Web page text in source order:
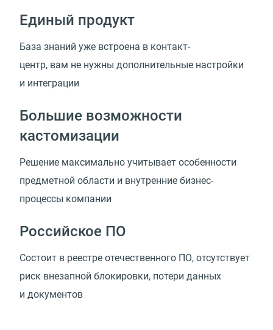
Единый продукт
База знаний уже встроена в контакт-
центр, вам не нужны дополнительные настройки
и интеграции
Большие возможности
кастомизации
Решение максимально учитывает особенности
предметной области и внутренние бизнес-
процессы компании
Российское ПО
Состоит в реестре отечественного ПО, отсутствует
риск внезапной блокировки, потери данных
и документов